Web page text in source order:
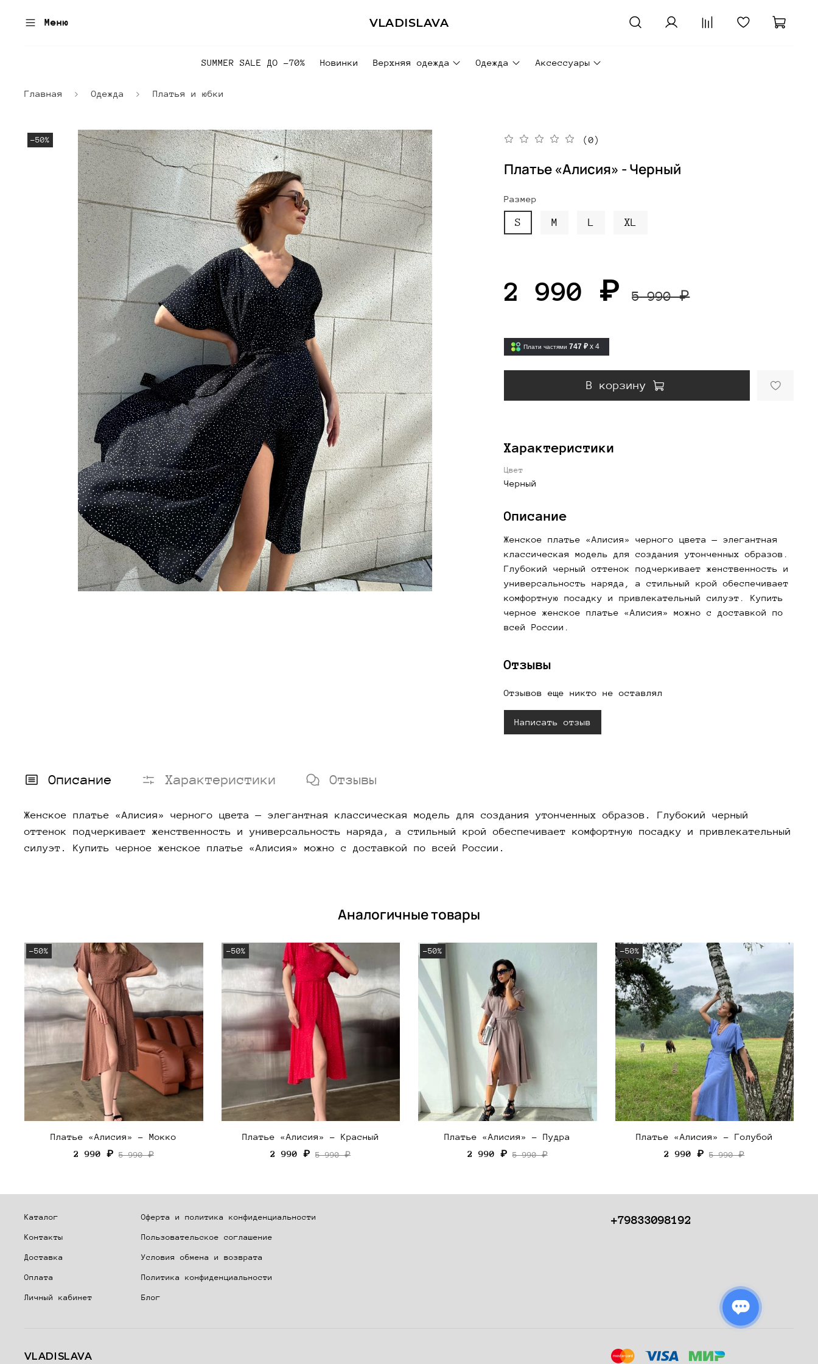
Меню VLADISLAVA
SUMMER SALE ДО -70% Новинки Верхняя одежда Одежда Аксессуары
Главная Одежда Платья и юбки
-50% (0)
Платье «Алисия» - Черный
Размер
S M L XL
2 990 ₽ 5 990 ₽
Плати частями 747 ₽ x 4
В корзину
Характеристики
Цвет
Черный
Описание
Женское платье «Алисия» черного цвета — элегантная
классическая модель для создания утонченных образов.
Глубокий черный оттенок подчеркивает женственность и
универсальность наряда, а стильный крой обеспечивает
комфортную посадку и привлекательный силуэт. Купить
черное женское платье «Алисия» можно с доставкой по
всей России.
Отзывы
Отзывов еще никто не оставлял
Написать отзыв
Описание Характеристики Отзывы
Женское платье «Алисия» черного цвета — элегантная классическая модель для создания утонченных образов. Глубокий черный
оттенок подчеркивает женственность и универсальность наряда, а стильный крой обеспечивает комфортную посадку и привлекательный
силуэт. Купить черное женское платье «Алисия» можно с доставкой по всей России.
Аналогичные товары
-50%
Платье «Алисия» - Мокко
2 990 ₽ 5 990 ₽
-50%
Платье «Алисия» - Красный
2 990 ₽
5 990 ₽
-50%
Платье «Алисия» - Пудра
2 990 ₽ 5 990 ₽
-50%
Платье «Алисия» - Голубой
2 990 ₽
5 990 ₽
Каталог
Контакты
Доставка
Оплата
Личный кабинет
Оферта и политика конфиденциальности
Пользовательское соглашение
Условия обмена и возврата
Политика конфиденциальности
Блог
+79833098192
VLADISLAVA